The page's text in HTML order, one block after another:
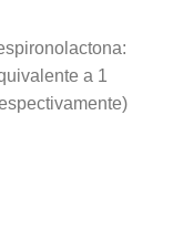
a 1